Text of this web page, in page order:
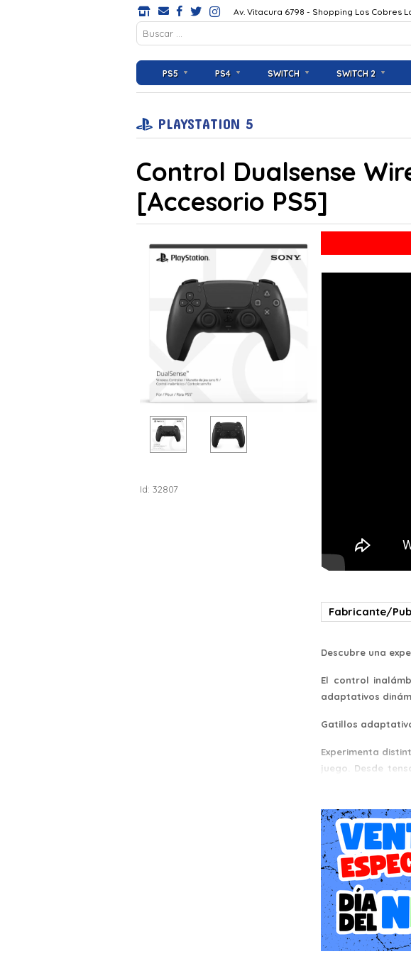
Av. Vitacura 6798 - Shopping Los Cobres
PS5 PS4 SWITCH SWITCH 2
PLAYSTATION 5
Control Dualsense
[Accesorio PS5]
Id: 32807
Fabricante/
Descubre una
El control
adaptativos
Gatillos
Experimenta
juego. Desde
¡todas tus
Respuesta háptica
Siente la
tradicionales
sensación de